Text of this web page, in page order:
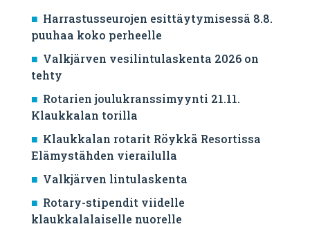
Harrastusseurojen esittäytymisessä 8.8.
puuhaa koko perheelle
Valkjärven vesilintulaskenta 2026 on
tehty
Rotarien joulukranssimyynti 21.11.
Klaukkalan torilla
Klaukkalan rotarit Röykkä Resortissa
Elämystähden vierailulla
Valkjärven lintulaskenta
Rotary-stipendit viidelle
klaukkalalaiselle nuorelle